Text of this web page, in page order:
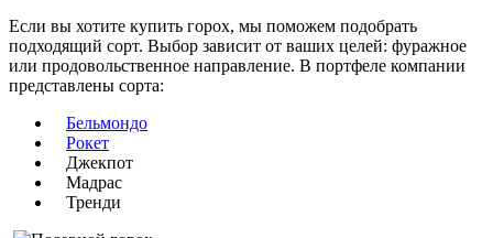
Если вы хотите купить горох, мы поможем подобрать
подходящий сорт. Выбор зависит от ваших целей: фуражное
или продовольственное направление. В портфеле компании
представлены сорта:
Бельмондо
Рокет
Джекпот
Мадрас
Тренди